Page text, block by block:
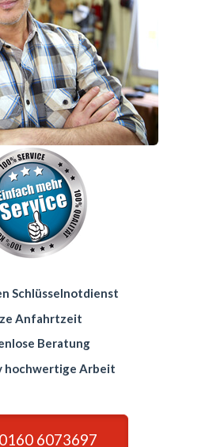
Schlüsselnotdienst
Anfahrtzeit
Beratung
hochwertige Arbeit
0160 6073697